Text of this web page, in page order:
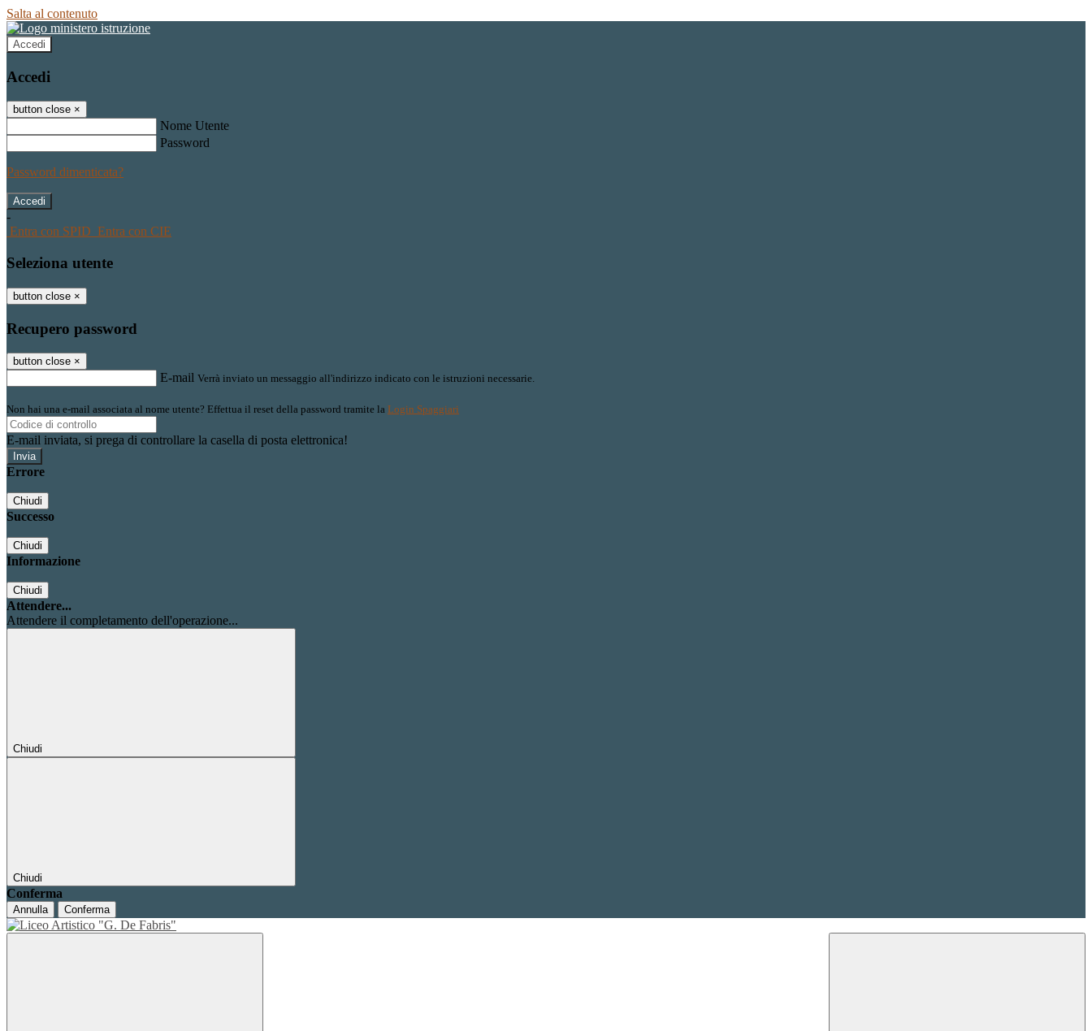
Salta al contenuto
Accedi
Accedi
button close ×
Nome Utente
Password
Password dimenticata?
-
Entra con SPID Entra con CIE
Seleziona utente
button close ×
Recupero password
button close ×
E-mail Verrà inviato un messaggio all'indirizzo indicato con le istruzioni necessarie.
Non hai una e-mail associata al nome utente? Effettua il reset della password tramite la Login Spaggiari
E-mail inviata, si prega di controllare la casella di posta elettronica!
Errore
Chiudi
Successo
Chiudi
Informazione
Chiudi
Attendere...
Attendere il completamento dell'operazione...
Chiudi
Chiudi
Conferma
Annulla Conferma